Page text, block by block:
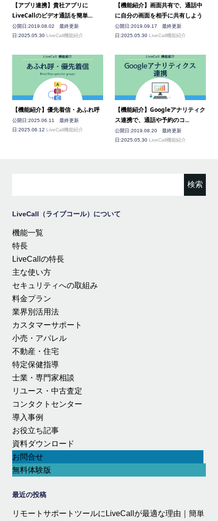
【アプリ連携】貴社アプリに
LiveCallのビデオ通話を簡単...
公開日:2019.08.02 最終更新
日:2025.05.30 LiveCall機能紹介
【機能紹介】画面共有で、通話中
に自分の画面を相手に共有しよう
公開日:2019.09.17 最終更新
日:2025.05.30 LiveCall機能紹介
【機能紹介】優先着信・あふれ呼
公開日:2025.06.11 最終更新
日:2025.06.12 LiveCall機能紹介
【機能紹介】Googleアナリティク
ス連携で、通話や予約のコ...
公開日:2019.08.20 最終更新
日:2025.05.30 LiveCall機能紹介
LiveCall（ライブコール）について
機能一覧
特長
LiveCallの特長
主な使い方
セキュリティへの取組み
料金プラン
業界別活用法
カスタマーサポート
小売・アパレル
不動産・住宅
特定保健指導
士業・専門家相談
リユース・中古査定
コンタクトセンター
導入事例
お役立ち記事
資料ダウンロード
お問合せ
無料体験版
最近の投稿
リモートサポートツールにLiveCallが最適な理由｜簡単